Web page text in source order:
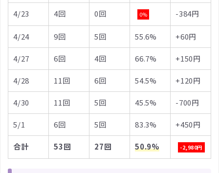
4/23 4回 0回 0% -384円
4/24 9回 5回 55.6% +60円
4/27 6回 4回 66.7% +150円
4/28 11回 6回 54.5% +120円
4/30 11回 5回 45.5% -700円
5/1 6回 5回 83.3% +450円
合計 53回 27回 50.9% -2,980円